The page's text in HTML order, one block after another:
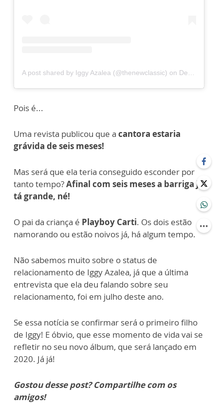
A post shared by Iggy Azalea (@thenewclassic) on Dec 4, 2019 at 5:45pm PST
Pois é...
Uma revista publicou que a cantora estaria
grávida de seis meses!
Mas será que ela teria conseguido esconder por
tanto tempo?Afinal com seis meses a barriga já
tá grande, né!
O pai da criança é Playboy Carti. Os dois estão
namorando ou estão noivos já, há algum tempo.
Não sabemos muito sobre o status de
relacionamento de Iggy Azalea, já que a última
entrevista que ela deu falando sobre seu
relacionamento, foi em julho deste ano.
Se essa notícia se confirmar será o primeiro filho
de Iggy! E óbvio, que esse momento de vida vai se
refletir no seu novo álbum, que será lançado em
2020. Já já!
Gostou desse post? Compartilhe com os
amigos!